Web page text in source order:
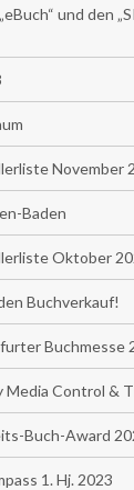
und den
November
Baden
Oktober
Buchverkauf!
Buchmesse
Control &
Buch-Award
1. Hj. 2023